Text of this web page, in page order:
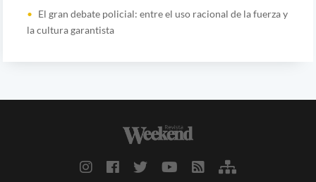
El gran debate policial: entre el uso racional de la fuerza y
la cultura garantista